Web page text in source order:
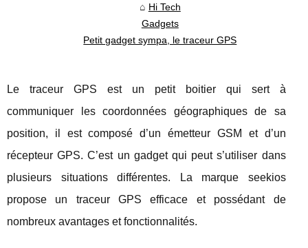
Hi Tech
Gadgets
Petit gadget sympa, le traceur GPS
Le traceur GPS est un petit boitier qui sert à
communiquer les coordonnées géographiques de sa
position, il est composé d’un émetteur GSM et d’un
récepteur GPS. C’est un gadget qui peut s’utiliser dans
plusieurs situations différentes. La marque seekios
propose un traceur GPS efficace et possédant de
nombreux avantages et fonctionnalités.